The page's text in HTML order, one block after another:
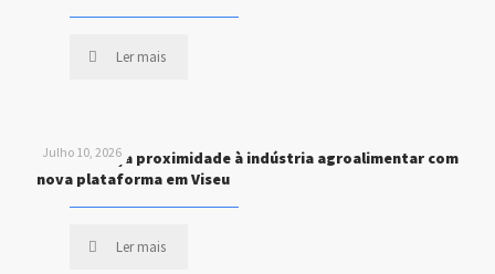
Ler mais
Julho 10, 2026
STEF reforça proximidade à indústria agroalimentar com
nova plataforma em Viseu
Ler mais